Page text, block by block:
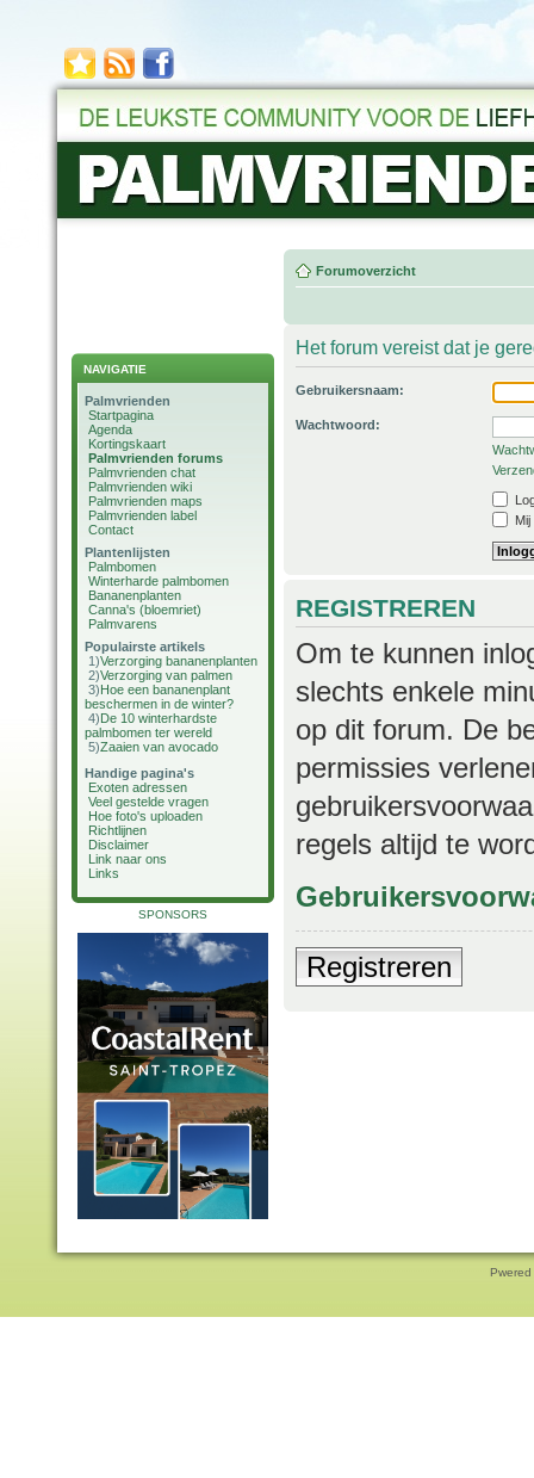
NAVIGATIE
Palmvrienden
Startpagina
Agenda
Kortingskaart
Palmvrienden forums
Palmvrienden chat
Palmvrienden wiki
Palmvrienden maps
Palmvrienden label
Contact
Plantenlijsten
Palmbomen
Winterharde palmbomen
Bananenplanten
Canna's (bloemriet)
Palmvarens
Populairste artikels
1)Verzorging bananenplanten
2)Verzorging van palmen
3)Hoe een bananenplant
beschermen in de winter?
4)De 10 winterhardste
palmbomen ter wereld
5)Zaaien van avocado
Handige pagina's
Exoten adressen
Veel gestelde vragen
Hoe foto's uploaden
Richtlijnen
Disclaimer
Link naar ons
Links
SPONSORS
Forumoverzicht
Het forum vereist dat je
Gebruikersnaam:
Wachtwoord:
REGISTREREN
Om te kunnen
slechts enkele
op dit forum. De
permissies
regels altijd te
Registreren